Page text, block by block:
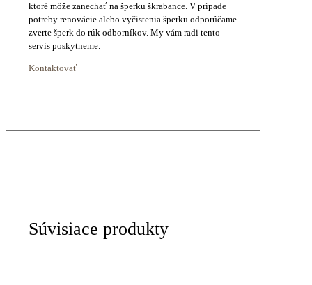
ktoré môže zanechať na šperku škrabance. V prípade
potreby renovácie alebo vyčistenia šperku odporúčame
zverte šperk do rúk odborníkov. My vám radi tento
servis poskytneme.
Kontaktovať
Súvisiace produkty